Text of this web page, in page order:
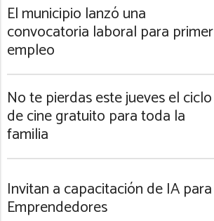
El municipio lanzó una
convocatoria laboral para primer
empleo
No te pierdas este jueves el ciclo
de cine gratuito para toda la
familia
Invitan a capacitación de IA para
Emprendedores